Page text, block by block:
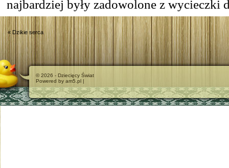
« Dzikie serca
© 2026 - Dziecięcy Świat
Powered by am5.pl |